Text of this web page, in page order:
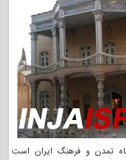
تمدن و فرهنگ ايران است